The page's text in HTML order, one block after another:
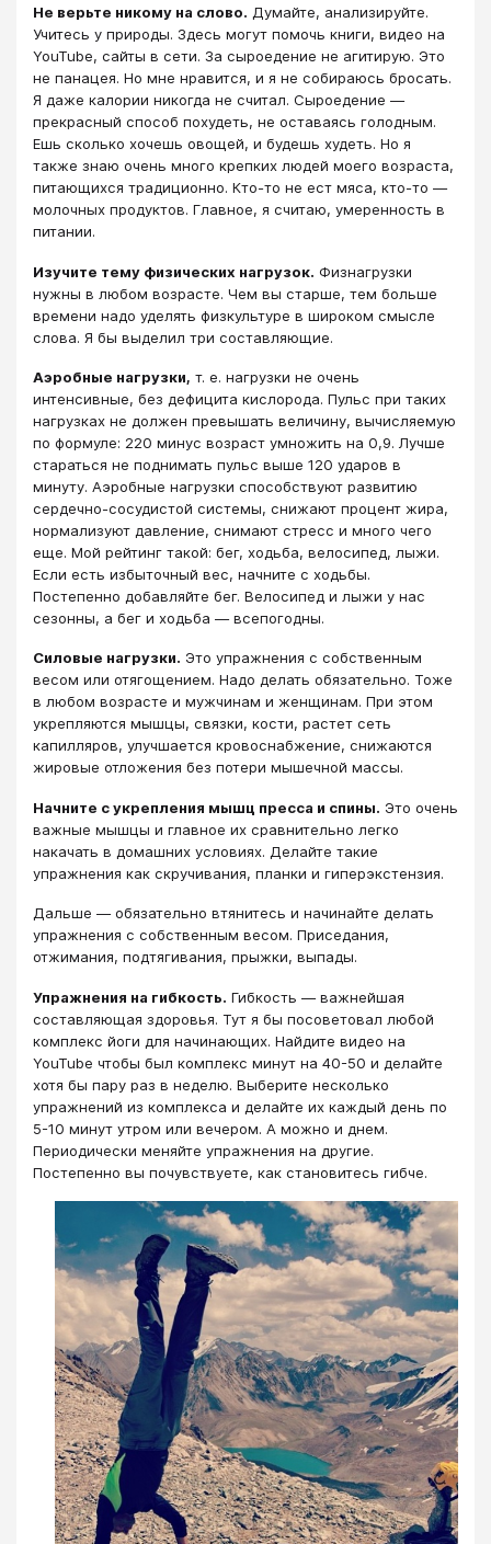
Не верьте никому на слово. Думайте, анализируйте.
Учитесь у природы. Здесь могут помочь книги, видео на
YouTube, сайты в сети. За сыроедение не агитирую. Это
не панацея. Но мне нравится, и я не собираюсь бросать.
Я даже калории никогда не считал. Сыроедение —
прекрасный способ похудеть, не оставаясь голодным.
Ешь сколько хочешь овощей, и будешь худеть. Но я
также знаю очень много крепких людей моего возраста,
питающихся традиционно. Кто-то не ест мяса, кто-то —
молочных продуктов. Главное, я считаю, умеренность в
питании.
Изучите тему физических нагрузок. Физнагрузки
нужны в любом возрасте. Чем вы старше, тем больше
времени надо уделять физкультуре в широком смысле
слова. Я бы выделил три составляющие.
Аэробные нагрузки, т. е. нагрузки не очень
интенсивные, без дефицита кислорода. Пульс при таких
нагрузках не должен превышать величину, вычисляемую
по формуле: 220 минус возраст умножить на 0,9. Лучше
стараться не поднимать пульс выше 120 ударов в
минуту. Аэробные нагрузки способствуют развитию
сердечно-сосудистой системы, снижают процент жира,
нормализуют давление, снимают стресс и много чего
еще. Мой рейтинг такой: бег, ходьба, велосипед, лыжи.
Если есть избыточный вес, начните с ходьбы.
Постепенно добавляйте бег. Велосипед и лыжи у нас
сезонны, а бег и ходьба — всепогодны.
Силовые нагрузки. Это упражнения с собственным
весом или отягощением. Надо делать обязательно. Тоже
в любом возрасте и мужчинам и женщинам. При этом
укрепляются мышцы, связки, кости, растет сеть
капилляров, улучшается кровоснабжение, снижаются
жировые отложения без потери мышечной массы.
Начните с укрепления мышц пресса и спины. Это очень
важные мышцы и главное их сравнительно легко
накачать в домашних условиях. Делайте такие
упражнения как скручивания, планки и гиперэкстензия.
Дальше — обязательно втянитесь и начинайте делать
упражнения с собственным весом. Приседания,
отжимания, подтягивания, прыжки, выпады.
Упражнения на гибкость. Гибкость — важнейшая
составляющая здоровья. Тут я бы посоветовал любой
комплекс йоги для начинающих. Найдите видео на
YouTube чтобы был комплекс минут на 40-50 и делайте
хотя бы пару раз в неделю. Выберите несколько
упражнений из комплекса и делайте их каждый день по
5-10 минут утром или вечером. А можно и днем.
Периодически меняйте упражнения на другие.
Постепенно вы почувствуете, как становитесь гибче.